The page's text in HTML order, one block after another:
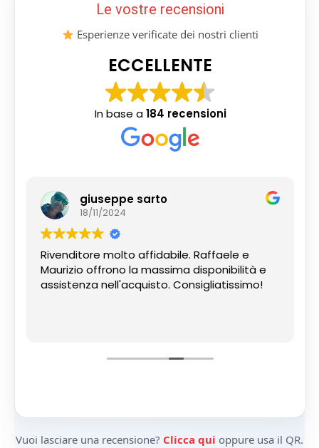
Le vostre recensioni
Esperienze verificate dei nostri clienti
ECCELLENTE
In base a184 recensioni
giuseppe sarto
18/11/2024
Rivenditore molto affidabile. Raffaele e
Maurizio offrono la massima disponibilità e
assistenza nell'acquisto. Consigliatissimo!
Vuoi lasciare una recensione? Clicca qui oppure usa il QR.